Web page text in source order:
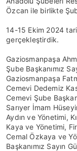
Özcan ile birlikte
14-15 Ekim 2024
gerçekleştirdik.
Gaziosmanpaşa
Şube Başkanımız
Gaziosmanpaşa
Cemevi Dedemiz
Cemevi Şube
Sarıyer İmam
Aydın ve Yönetimi,
Kaya ve Yönetimi,
Cemal Özkaya ve
Başkanımız Sayın